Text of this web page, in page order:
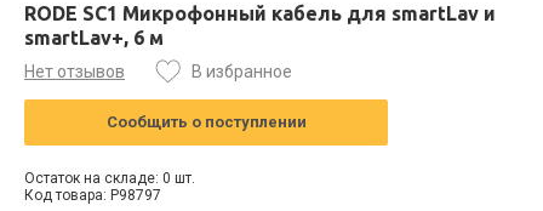
RODE SC1 Микрофонный кабель для smartLav и
smartLav+, 6 м
Нет отзывов В избранное
Сообщить о поступлении
Остаток на складе: 0 шт.
Код товара: P98797